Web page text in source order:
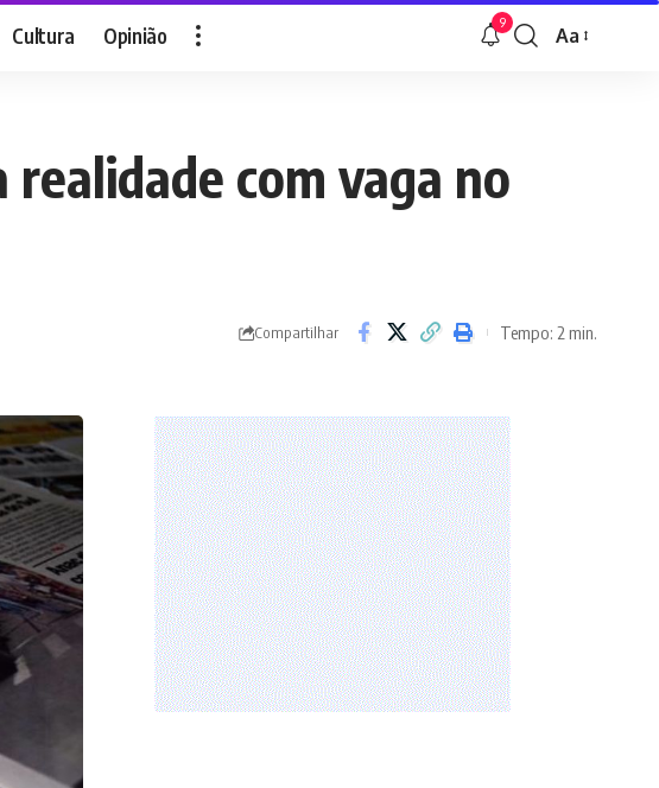
Cultura Opinião 9
Font
Aa
com vaga no
Compartilhar Tempo: 2 min.